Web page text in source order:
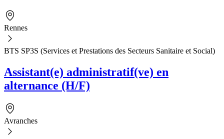
Rennes
BTS SP3S (Services et Prestations des Secteurs Sanitaire et Social)
Assistant(e) administratif(ve) en
alternance (H/F)
Avranches